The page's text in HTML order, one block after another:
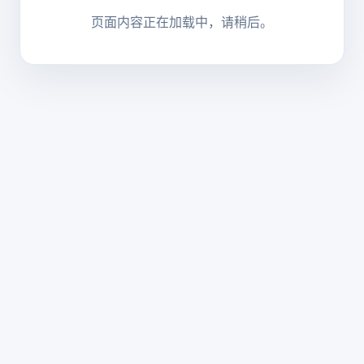
页面内容正在加载中，请稍后。